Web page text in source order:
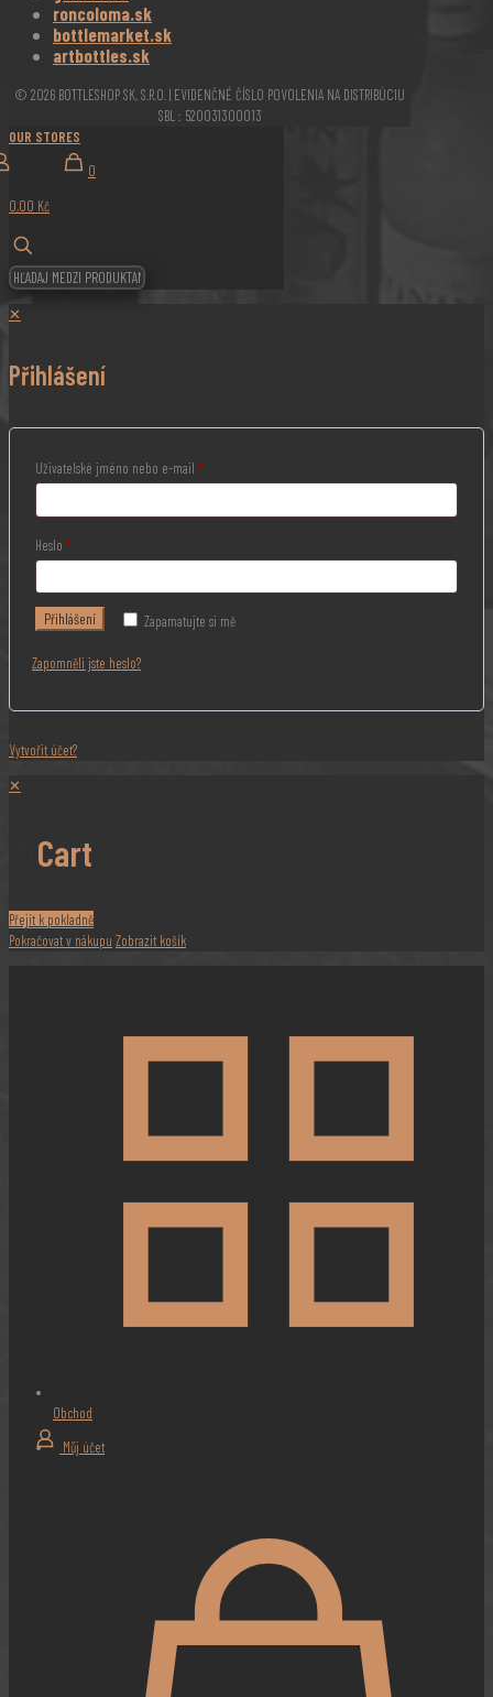
roncoloma.sk
bottlemarket.sk
artbottles.sk
© 2026 BOTTLESHOP SK, S.R.O. | EVIDENČNÉ ČÍSLO POVOLENIA NA DISTRIBÚCIU
SBL : 520031300013
OUR STORES
0
0,00 Kč
✕
Přihlášení
Uživatelské jméno nebo e-mail *
Heslo *
Zapamatujte si mě
Přihlášení
Zapomněli jste heslo?
Vytvořit účet?
✕
Cart
Přejít k pokladně
Pokračovat v nákupu Zobrazit košík
Obchod
Můj účet